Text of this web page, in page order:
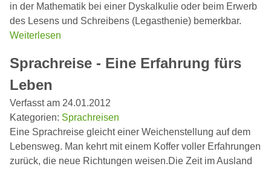
in der Mathematik bei einer Dyskalkulie oder beim Erwerb
des Lesens und Schreibens (Legasthenie) bemerkbar.
Weiterlesen
Sprachreise - Eine Erfahrung fürs
Leben
Verfasst am 24.01.2012
Kategorien: Sprachreisen
Eine Sprachreise gleicht einer Weichenstellung auf dem
Lebensweg. Man kehrt mit einem Koffer voller Erfahrungen
zurück, die neue Richtungen weisen.Die Zeit im Ausland